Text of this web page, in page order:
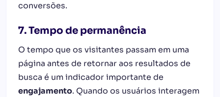
conversões.
7. Tempo de permanência
O tempo que os visitantes passam em uma
página antes de retornar aos resultados de
busca é um indicador importante de
engajamento. Quando os usuários interagem